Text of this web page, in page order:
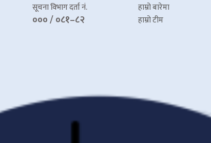
सूचना विभाग दर्ता नं.
००० / ०८१–८२
हाम्रो बारेमा
हाम्रो टीम